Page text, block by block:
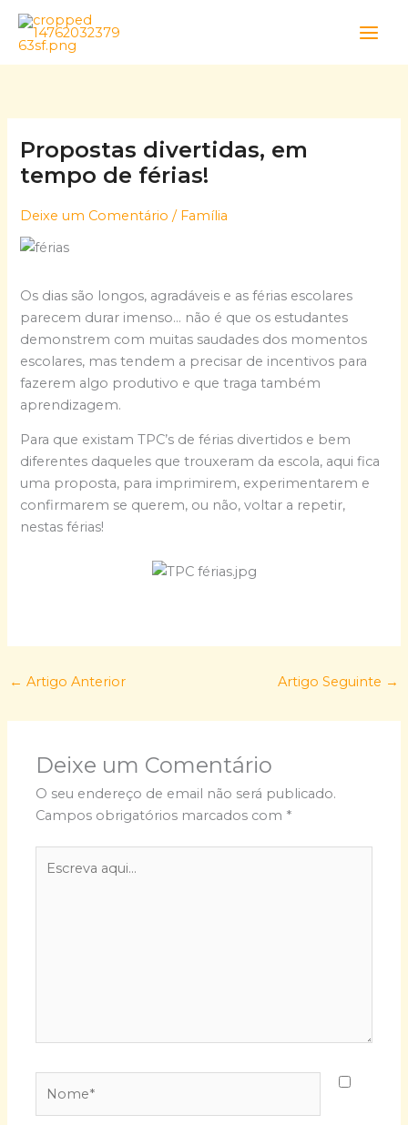
Skip
content
Propostas divertidas, em
tempo de férias!
Deixe um Comentário / Família
Os dias são longos, agradáveis e as férias escolares
parecem durar imenso… não é que os estudantes
demonstrem com muitas saudades dos momentos
escolares, mas tendem a precisar de incentivos para
fazerem algo produtivo e que traga também
aprendizagem.
Para que existam TPC’s de férias divertidos e bem
diferentes daqueles que trouxeram da escola, aqui fica
uma proposta, para imprimirem, experimentarem e
confirmarem se querem, ou não, voltar a repetir,
nestas férias!
← Artigo Anterior Artigo Seguinte →
Deixe um Comentário
O seu endereço de email não será publicado.
Campos obrigatórios marcados com *
aqui...